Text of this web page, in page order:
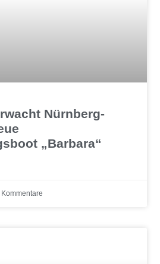
Nürnberg-
„Barbara“
Kommentare